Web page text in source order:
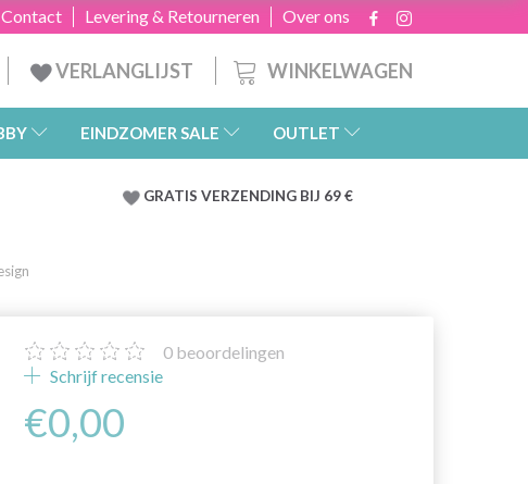
Over ons
Levering & Retourneren
Contact
WINKELWAGEN
VERLANGLIJST
EINDZOMER SALE OUTLET
GRATIS VERZENDING BIJ 69 €
0 beoordelingen
Schrijf recensie
€0,00